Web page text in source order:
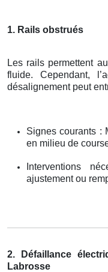
1. Rails obstrués
Les rails permettent
fluide. Cependant,
désalignement peut
Signes courants :
en milieu de
Interventions
ajustement ou
2. Défaillance
Labrosse